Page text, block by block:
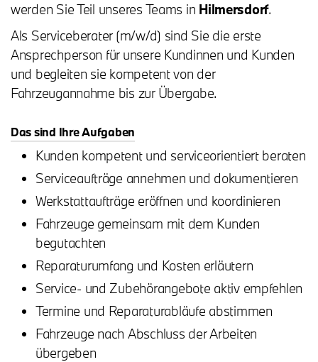
werden Sie Teil unseres Teams in Hilmersdorf.
Als Serviceberater (m/w/d) sind Sie die erste
Ansprechperson für unsere Kundinnen und Kunden
und begleiten sie kompetent von der
Fahrzeugannahme bis zur Übergabe.
Das sind Ihre Aufgaben
Kunden kompetent und serviceorientiert beraten
Serviceaufträge annehmen und dokumentieren
Werkstattaufträge eröffnen und koordinieren
Fahrzeuge gemeinsam mit dem Kunden
begutachten
Reparaturumfang und Kosten erläutern
Service- und Zubehörangebote aktiv empfehlen
Termine und Reparaturabläufe abstimmen
Fahrzeuge nach Abschluss der Arbeiten
übergeben